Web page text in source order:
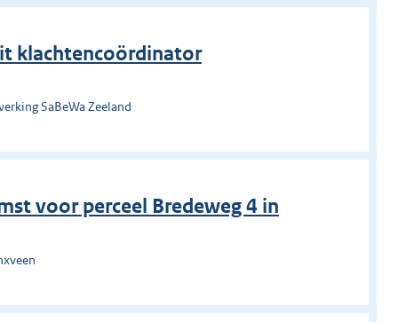
klachtencoördinator
SaBeWa Zeeland
voor perceel Bredeweg 4 in